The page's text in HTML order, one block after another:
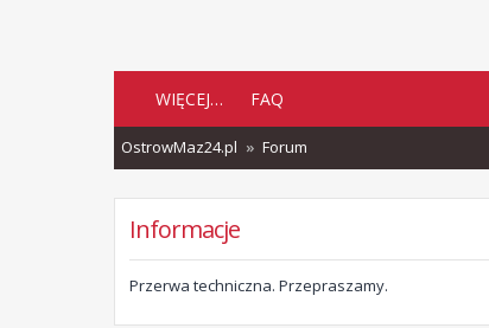
WIĘCEJ… FAQ
OstrowMaz24.pl Forum
Informacje
Przerwa techniczna. Przepraszamy.